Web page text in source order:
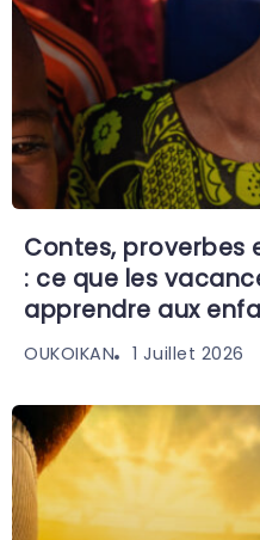
Contes, proverbes
: ce que les
apprendre aux
OUKOIKAN 1 Juillet 2026